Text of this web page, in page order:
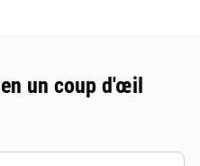
un coup d'œil